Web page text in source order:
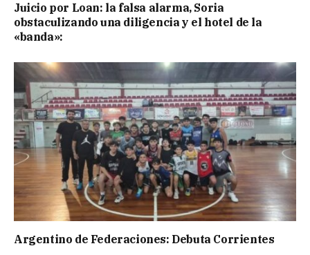
Juicio por Loan: la falsa alarma, Soria
obstaculizando una diligencia y el hotel de la
«banda»:
Argentino de Federaciones: Debuta Corrientes